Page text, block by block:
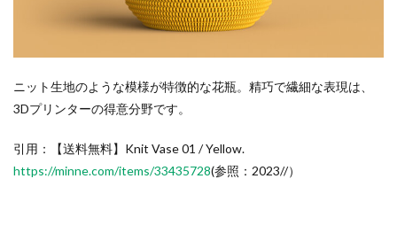
ニット生地のような模様が特徴的な花瓶。精巧で繊細な表現は、
3Dプリンターの得意分野です。
引用：【送料無料】Knit Vase 01 / Yellow.
https://minne.com/items/33435728(参照：2023//）